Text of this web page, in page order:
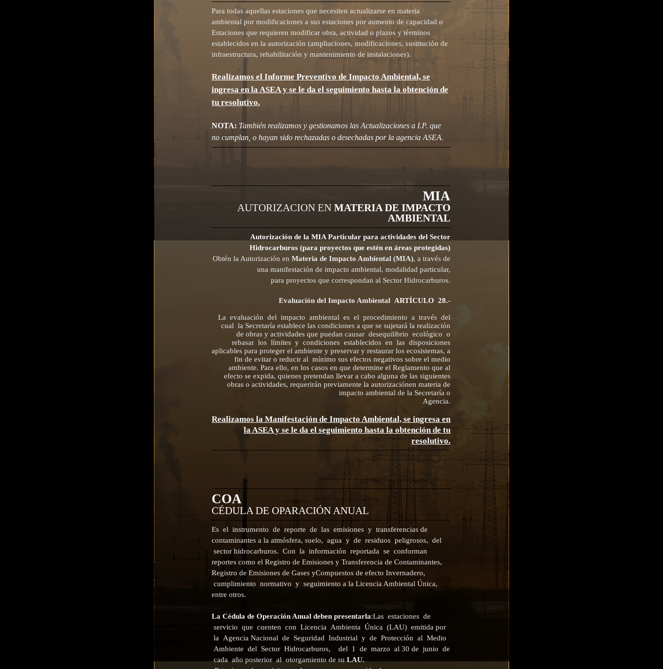
Para todas aquellas estaciones que necesiten actualizarse en materia
ambiental por modificaciones a sus estaciones por aumento de capacidad o
Estaciones que requieren modificar obra, actividad o plazos y términos
establecidos en la autorización (ampliaciones, modificaciones, sustitución de
infraestructura, rehabilitación y mantenimiento de instalaciones).
Realizamos el Informe Preventivo de Impacto Ambiental, se
ingresa en la ASEA y se le da el seguimiento hasta la obtención de
tu resolutivo.
NOTA: También realizamos y gestionamos las Actualizaciones a I.P. que
no cumplan, o hayan sido rechazadas o desechadas por la agencia ASEA.
MIA
AUTORIZACION EN MATERIA DE IMPACTO
AMBIENTAL
Autorización de la MIA Particular para actividades del Sector
Hidrocarburos (para proyectos que estén en áreas protegidas)
Obtén la Autorización enMateria de Impacto Ambiental (MIA), a través de
una manifestación de impacto ambiental, modalidad particular,
para proyectos que correspondan al Sector Hidrocarburos.
Evaluación del Impacto Ambiental ARTÍCULO 28.-
La evaluación del impacto ambiental es el procedimiento a través del
cual la Secretaría establece las condiciones a que se sujetará la realización
de obras y actividades que puedan causar desequilibrio ecológico o
rebasar los límites y condiciones establecidos en las disposiciones
aplicables para proteger el ambiente y preservar y restaurar los ecosistemas, a
fin de evitar o reducir al mínimo sus efectos negativos sobre el medio
ambiente. Para ello, en los casos en que determine el Reglamento que al
efecto se expida, quienes pretendan llevar a cabo alguna de las siguientes
obras o actividades, requerirán previamente la autorizaciónen materia de
impacto ambiental de la Secretaría o
Agencia.
Realizamos la Manifestación de Impacto Ambiental, se ingresa en
la ASEA y se le da el seguimiento hasta la obtención de tu
resolutivo.
COA
CÉDULA DE OPARACIÓN ANUAL
Es el instrumento de reporte de las emisiones y transferencias de
contaminantes a la atmósfera, suelo, agua y de residuos peligrosos, del
sector hidrocarburos. Con la información reportada se conforman
reportes como el Registro de Emisiones y Transferencia de Contaminantes,
Registro de Emisiones de Gases yCompuestos de efecto Invernadero,
cumplimiento normativo y seguimiento a la Licencia Ambiental Única,
entre otros.
La Cédula de Operación Anual deben presentarla:Las estaciones de
servicio que cuenten con Licencia Ambienta Única (LAU) emitida por
la Agencia Nacional de Seguridad Industrial y de Protección al Medio
Ambiente del Sector Hidrocarburos, del 1 de marzo al 30 de junio de
cada año posterior al otorgamiento de suLAU.